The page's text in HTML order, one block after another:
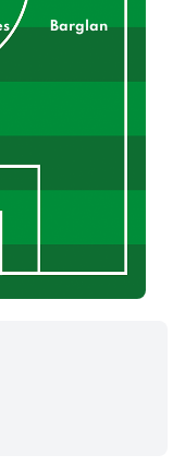
Barglan